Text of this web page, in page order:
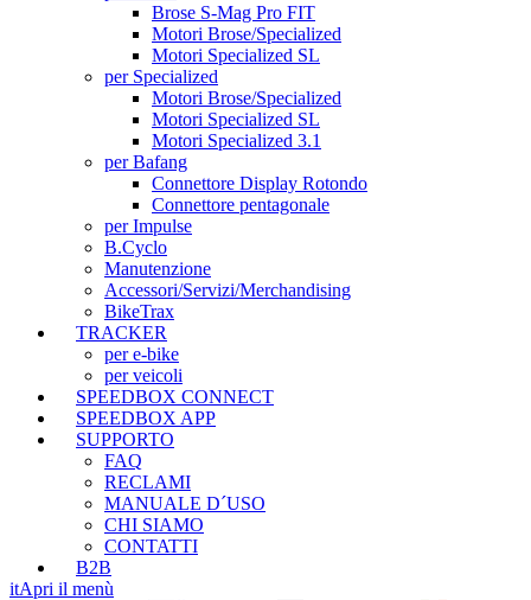
Brose S-Mag Pro FIT
Motori Brose/Specialized
Motori Specialized SL
per Specialized
Motori Brose/Specialized
Motori Specialized SL
Motori Specialized 3.1
per Bafang
Connettore Display Rotondo
Connettore pentagonale
per Impulse
B.Cyclo
Manutenzione
Accessori/Servizi/Merchandising
BikeTrax
TRACKER
per e-bike
per veicoli
SPEEDBOX CONNECT
SPEEDBOX APP
SUPPORTO
FAQ
RECLAMI
MANUALE D´USO
CHI SIAMO
CONTATTI
B2B
itApri il menù